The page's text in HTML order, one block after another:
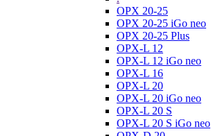
OPX 20-25
OPX 20-25 iGo neo
OPX 20-25 Plus
OPX-L 12
OPX-L 12 iGo neo
OPX-L 16
OPX-L 20
OPX-L 20 iGo neo
OPX-L 20 S
OPX-L 20 S iGo neo